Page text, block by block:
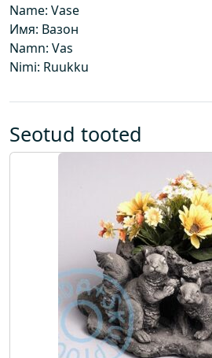
Name: Vase
Имя: Вазон
Namn: Vas
Nimi: Ruukku
Seotud tooted